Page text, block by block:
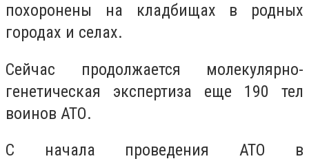
похоронены на кладбищах в родных
городах и селах.
Сейчас продолжается молекулярно-
генетическая экспертиза еще 190 тел
воинов АТО.
С начала проведения АТО в